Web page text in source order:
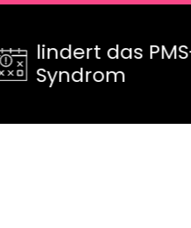
PMS-